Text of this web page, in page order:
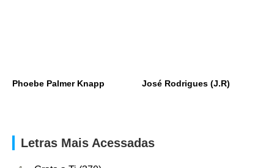
Phoebe Palmer Knapp José Rodrigues (J.R)
Letras Mais Acessadas